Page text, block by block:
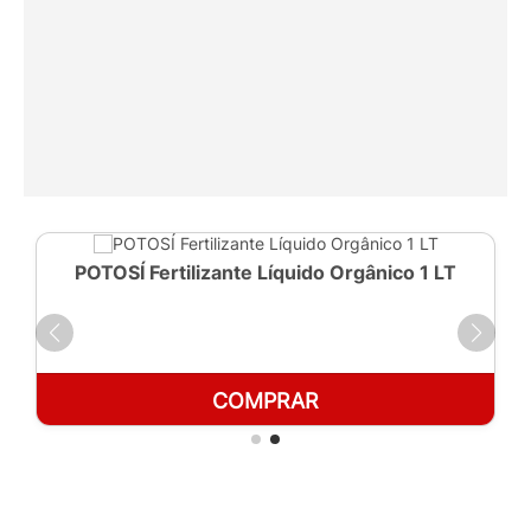
POTOSÍ Fertilizante Líquido Orgânico 1 LT
COMPRAR